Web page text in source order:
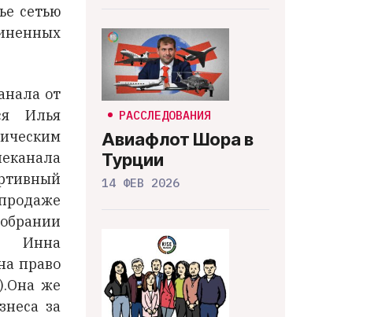
сетью
от
Илья
Инна
право
).Она же
за
РАССЛЕДОВАНИЯ
Авиафлот Шора в
Турции
14 ФЕВ 2026